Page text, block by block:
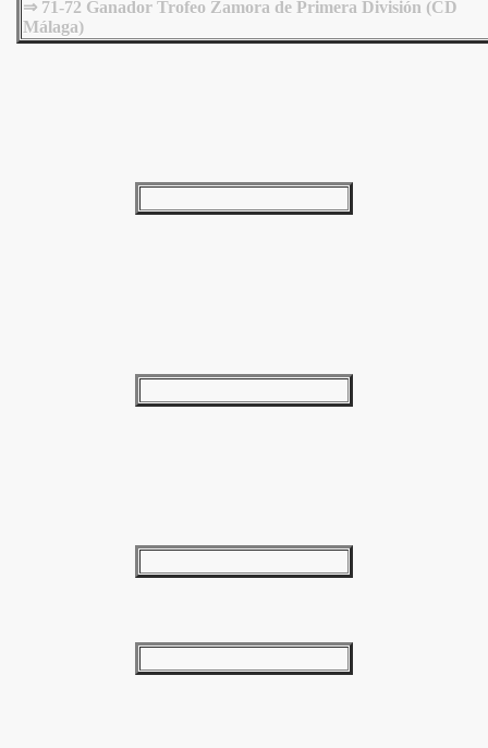
⇒ 71-72 Ganador Trofeo Zamora de Primera División (CD
Málaga)